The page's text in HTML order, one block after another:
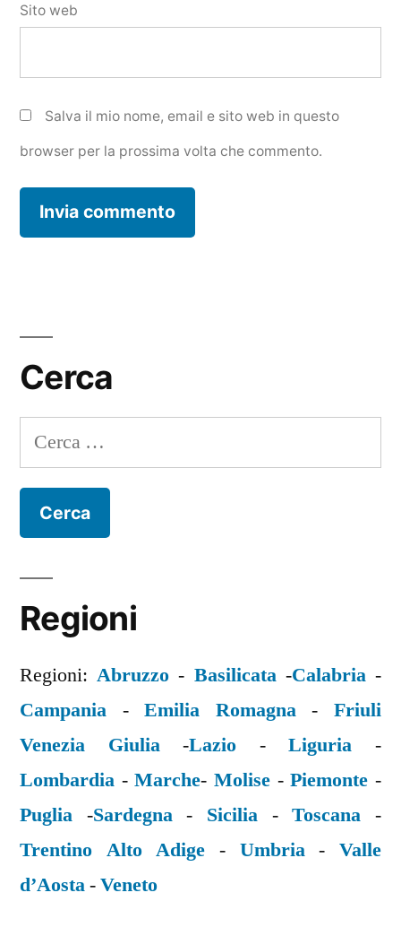
Sito web
Salva il mio nome, email e sito web in questo
browser per la prossima volta che commento.
Cerca
Ricerca
per:
Regioni
Regioni:Abruzzo - Basilicata-Calabria-
Campania -Emilia Romagna-Friuli
Venezia Giulia-Lazio -Liguria -
Lombardia -Marche-Molise -Piemonte -
Puglia -Sardegna- Sicilia -Toscana -
Trentino Alto Adige - Umbria-Valle
d’Aosta-Veneto